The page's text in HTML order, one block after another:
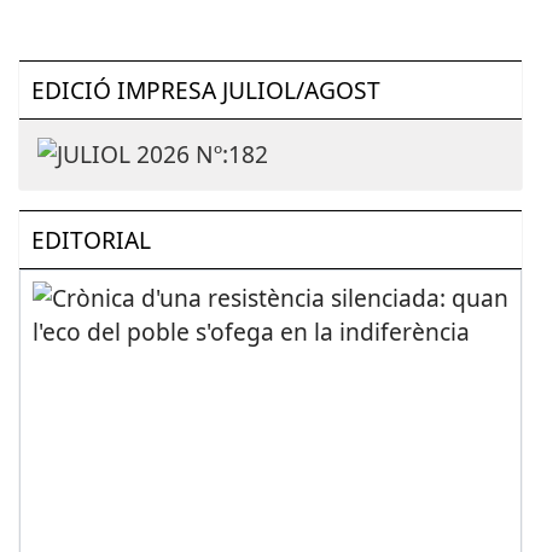
EDICIÓ IMPRESA JULIOL/AGOST
EDITORIAL